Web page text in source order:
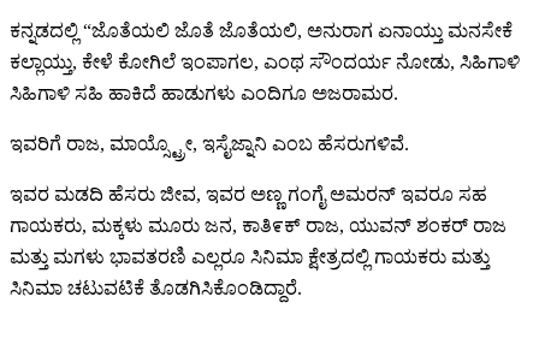
ಕನ್ನಡದಲ್ಲಿ “ಜೊತೆಯಲಿ ಜೊತೆ ಜೊತೆಯಲಿ, ಅನುರಾಗ ಏನಾಯ್ತು ಮನಸೇಕೆ
ಕಲ್ಲಾಯ್ತು, ಕೇಳೆ ಕೋಗಿಲೆ ಇಂಪಾಗಲ, ಎಂಥ ಸೌಂದರ್ಯ ನೋಡು, ಸಿಹಿಗಾಳಿ
ಸಿಹಿಗಾಳಿ ಸಹಿ ಹಾಕಿದೆ ಹಾಡುಗಳು ಎಂದಿಗೂ ಅಜರಾಮರ.
ಇವರಿಗೆ ರಾಜ, ಮಾಯ್ಸ್ಟ್ರೋ, ಇಸೈಜ್ನಾನಿ ಎಂಬ ಹೆಸರುಗಳಿವೆ.
ಇವರ ಮಡದಿ ಹೆಸರು ಜೀವ, ಇವರ ಅಣ್ಣ ಗಂಗೈ ಅಮರನ್ ಇವರೂ ಸಹ
ಗಾಯಕರು, ಮಕ್ಕಳು ಮೂರು ಜನ, ಕಾತಿ೯ಕ್ ರಾಜ, ಯುವನ್ ಶಂಕರ್ ರಾಜ
ಮತ್ತು ಮಗಳು ಭಾವತರಣಿ ಎಲ್ಲರೂ ಸಿನಿಮಾ ಕ್ಷೇತ್ರದಲ್ಲಿ ಗಾಯಕರು ಮತ್ತು
ಸಿನಿಮಾ ಚಟುವಟಿಕೆ ತೊಡಗಿಸಿಕೊಂಡಿದ್ದಾರೆ.